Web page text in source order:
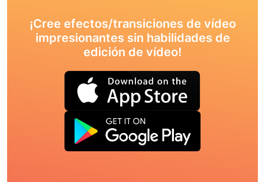
¡Cree efectos/transiciones de vídeo
impresionantes sin habilidades de
edición de vídeo!